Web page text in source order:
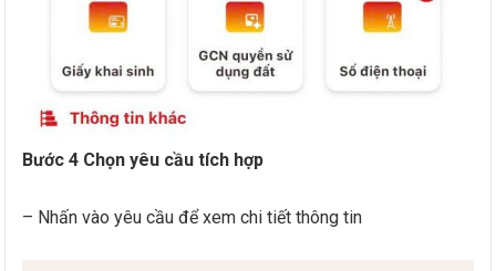
Bước 4 Chọn yêu cầu tích hợp
– Nhấn vào yêu cầu để xem chi tiết thông tin